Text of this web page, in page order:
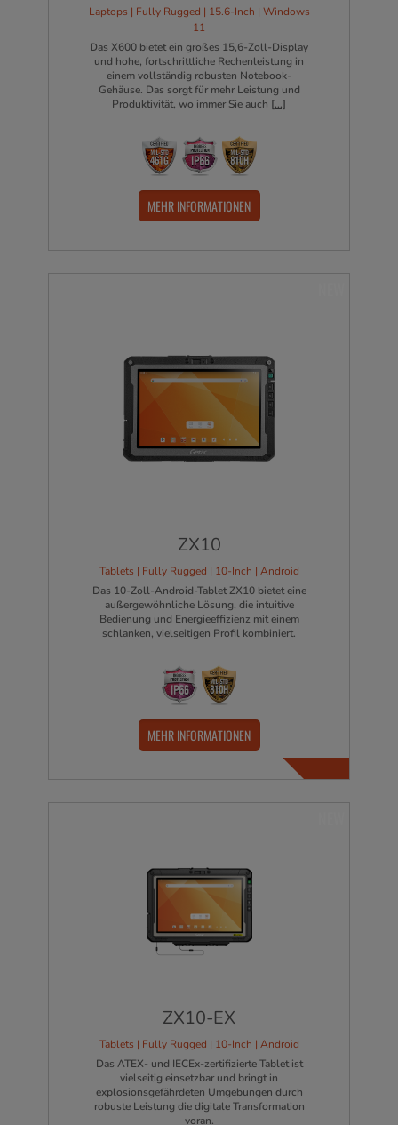
Laptops | Fully Rugged | 15.6-Inch | Windows
11
Das X600 bietet ein großes 15,6-Zoll-Display
und hohe, fortschrittliche Rechenleistung in
einem vollständig robusten Notebook-
Gehäuse. Das sorgt für mehr Leistung und
Produktivität, wo immer Sie auch [...]
MEHR INFORMATIONEN
ZX10
Tablets | Fully Rugged | 10-Inch | Android
Das 10-Zoll-Android-Tablet ZX10 bietet eine
außergewöhnliche Lösung, die intuitive
Bedienung und Energieeffizienz mit einem
schlanken, vielseitigen Profil kombiniert.
MEHR INFORMATIONEN
ZX10-EX
Tablets | Fully Rugged | 10-Inch | Android
Das ATEX- und IECEx-zertifizierte Tablet ist
vielseitig einsetzbar und bringt in
explosionsgefährdeten Umgebungen durch
robuste Leistung die digitale Transformation
voran.